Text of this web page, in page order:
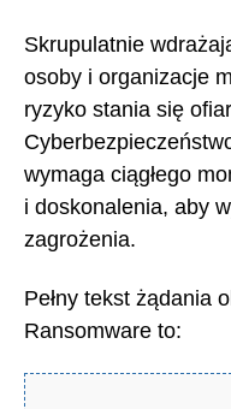
Skrupulatnie
osoby i organizacje
ryzyko stania się
wymaga ciągłego
i doskonalenia, aby
zagrożenia.
Pełny tekst żądania
Ransomware to: